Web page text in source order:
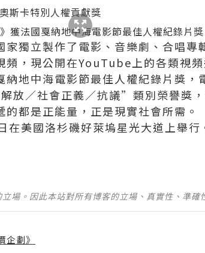
獲法國戛納地中海電影節最佳人權紀錄片獎
家獨立製作了電影、音樂劇、合唱專
，現公開在YouTube上的各類視
納地中海電影節最佳人權紀錄片獎，
放／社會正義／抗議”類別榮譽獎
都是正能量，正是現實社會所需。
美國洛杉磯好萊塢星光大道上舉行
場。因此本站對所有博客的立場、真實性、準確
劃》